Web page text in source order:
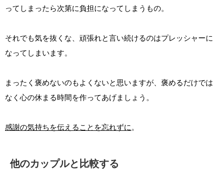
ってしまったら次第に負担になってしまうもの。
それでも気を抜くな、頑張れと言い続けるのはプレッシャーに
なってしまいます。
まったく褒めないのもよくないと思いますが、褒めるだけでは
なく心の休まる時間を作ってあげましょう。
感謝の気持ちを伝えることを忘れずに 。
他のカップルと比較する